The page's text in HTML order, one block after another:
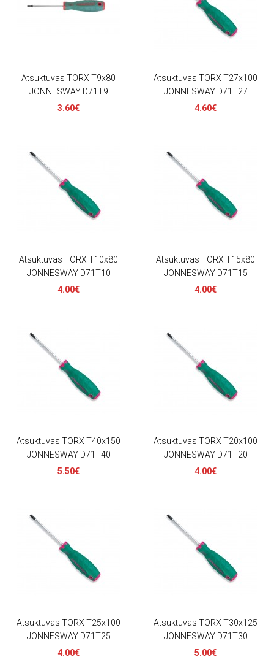
Atsuktuvas TORX T9x80
JONNESWAY D71T9
3.60€
Atsuktuvas TORX T27x100
JONNESWAY D71T27
4.60€
Atsuktuvas TORX T10x80
JONNESWAY D71T10
4.00€
Atsuktuvas TORX T15x80
JONNESWAY D71T15
4.00€
Atsuktuvas TORX T40x150
JONNESWAY D71T40
5.50€
Atsuktuvas TORX T20x100
JONNESWAY D71T20
4.00€
Atsuktuvas TORX T25x100
JONNESWAY D71T25
4.00€
Atsuktuvas TORX T30x125
JONNESWAY D71T30
5.00€